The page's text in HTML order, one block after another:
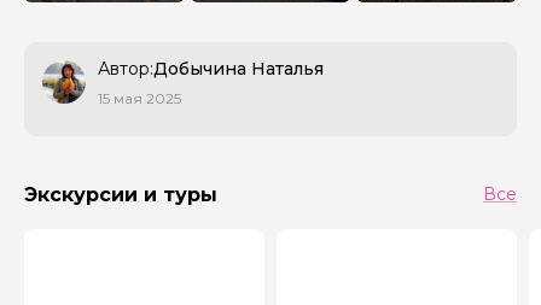
Автор:Добычина Наталья
15 мая 2025
Экскурсии и туры Все